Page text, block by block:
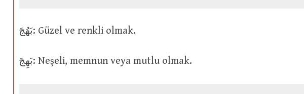
بَهُجَ: Güzel ve renkli olmak.
بَهِجَ: Neşeli, memnun veya mutlu olmak.